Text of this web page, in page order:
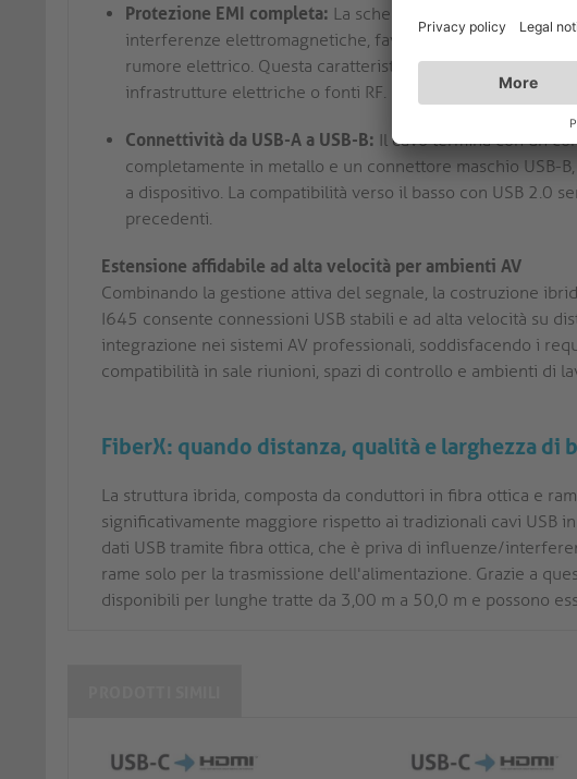
Protezione EMI completa: La schermatura integrata e
interferenze elettromagnetiche, favorendo un
rumore elettrico. Questa caratteristica è particolarmente
infrastrutture elettriche o fonti RF.
Connettività da USB-A a USB-B: Il cavo termina con un
completamente in metallo e un connettore maschio USB-
a dispositivo. La compatibilità verso il basso con USB 2.0
precedenti.
Estensione affidabile ad alta velocità per ambienti AV
Combinando la gestione attiva del segnale, la costruzione
I645 consente connessioni USB stabili e ad alta velocità su
integrazione nei sistemi AV professionali, soddisfacendo i
compatibilità in sale riunioni, spazi di controllo e ambienti di
FiberX: quando distanza, qualità e larghezza di
La struttura ibrida, composta da conduttori in fibra ottica e
significativamente maggiore rispetto ai tradizionali cavi USB
dati USB tramite fibra ottica, che è priva di influenze/
rame solo per la trasmissione dell'alimentazione. Grazie a
disponibili per lunghe tratte da 3,00 m a 50,0 m e possono